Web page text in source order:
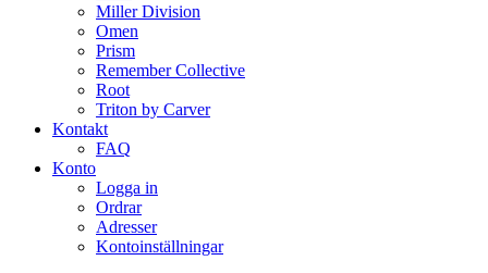
Miller Division
Omen
Prism
Remember Collective
Root
Triton by Carver
Kontakt
FAQ
Konto
Logga in
Ordrar
Adresser
Kontoinställningar